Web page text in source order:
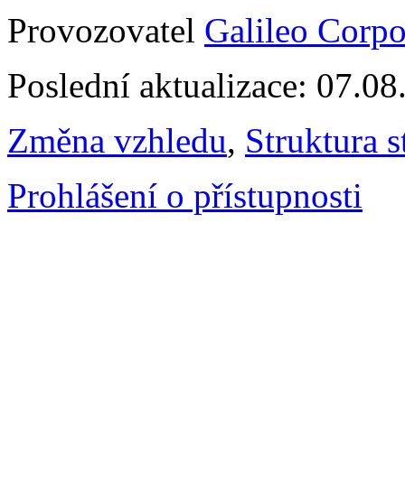
Provozovatel Galileo
Poslední aktualizace:
Změna vzhledu, Struktura
Prohlášení o přístupnosti